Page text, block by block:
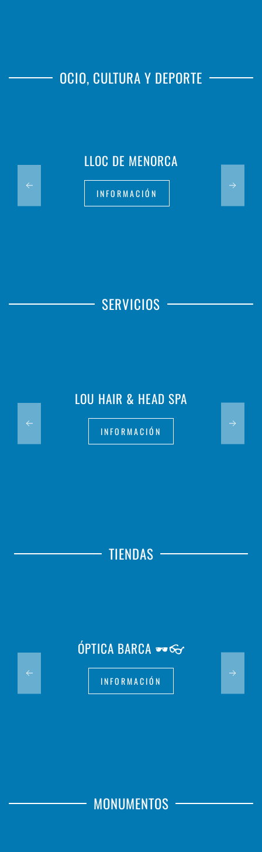
OCIO, CULTURA Y DEPORTE
LLOC DE MENORCA
INFORMACIÓN
SERVICIOS
LOU HAIR & HEAD SPA
INFORMACIÓN
TIENDAS
ÓPTICA BARCA 🕶️👓
INFORMACIÓN
MONUMENTOS